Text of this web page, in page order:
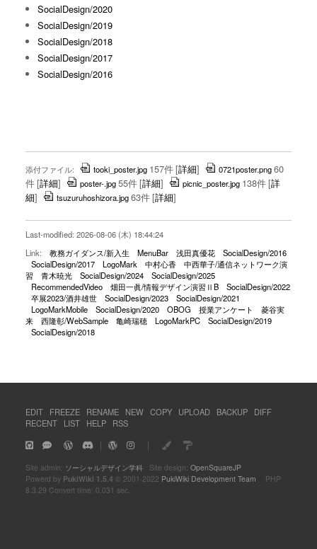
SocialDesign/2020
SocialDesign/2019
SocialDesign/2018
SocialDesign/2017
SocialDesign/2016
添付ファイル: tooki_poster.jpg 157件[詳細] 0721poster.png60
件[詳細] poster-.jpg55件[詳細] picnic_poster.jpg 138件[詳
細] tsuzuruhoshizora.jpg63件[詳細]
Last-modified: 2026-08-06 (木) 18:44:24
Link:
教務ガイダンス/新入生 MenuBar 浅田真優花
SocialDesign/2016
SocialDesign/2017
LogoMark 中村心香
中西華子/通信ネットワーク演
習
青木暁光 SocialDesign/2024
SocialDesign/2025
RecommendedVideo
畑田一眞/情報デザイン演習ⅡB
SocialDesign/2022
卒展2023/酒井雄世
SocialDesign/2023
SocialDesign/2021
LogoMarkMobile
SocialDesign/2020 OBOG 授業アンケート
菱谷実
来
西隆彰/WebSample 亀崎瑞穂 LogoMarkPC
SocialDesign/2019
SocialDesign/2018
EDIT FREEZE RENAME NEW COPY UPLOAD BACKUP
DIFF
RECENT
LIST HELP RSS
｜ ｜
Site admin: ソーシャルデザイン学科Site design: OpenSquareJP
Powerd by PukiWiki 1.5.4 © 2001-2022 PukiWiki Development Team PHP
8.3.29 Convert time: 0.031 sec.